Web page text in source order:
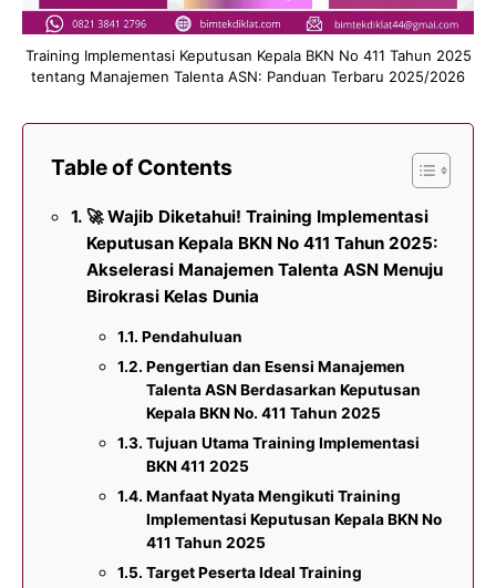
Training Implementasi Keputusan Kepala BKN No 411 Tahun 2025
tentang Manajemen Talenta ASN: Panduan Terbaru 2025/2026
Table of Contents
🚀 Wajib Diketahui! Training Implementasi
Keputusan Kepala BKN No 411 Tahun 2025:
Akselerasi Manajemen Talenta ASN Menuju
Birokrasi Kelas Dunia
Pendahuluan
Pengertian dan Esensi Manajemen
Talenta ASN Berdasarkan Keputusan
Kepala BKN No. 411 Tahun 2025
Tujuan Utama Training Implementasi
BKN 411 2025
Manfaat Nyata Mengikuti Training
Implementasi Keputusan Kepala BKN No
411 Tahun 2025
Target Peserta Ideal Training